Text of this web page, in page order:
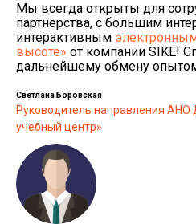
Мы всегда открыты для
партнёрства, с большим
интерактивным
высоте» от компании SIKE!
дальнейшему обмену
Светлана Боровская
Руководитель направления
учебный центр»